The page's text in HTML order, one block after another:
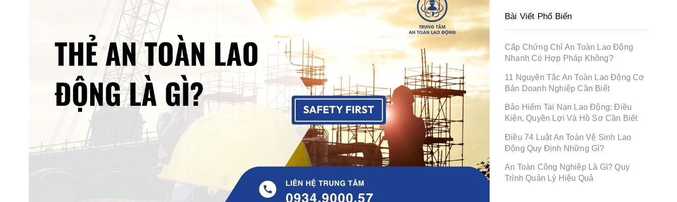
Bài Viết Phổ Biến
Cấp Chứng Chỉ An Toàn Lao Động
Nhanh Có Hợp Pháp Không?
11 Nguyên Tắc An Toàn Lao Động Cơ
Bản Doanh Nghiệp Cần Biết
Bảo Hiểm Tai Nạn Lao Động: Điều
Kiện, Quyền Lợi Và Hồ Sơ Cần Biết
Điều 74 Luật An Toàn Vệ Sinh Lao
Động Quy Định Những Gì?
An Toàn Công Nghiệp Là Gì? Quy
Trình Quản Lý Hiệu Quả